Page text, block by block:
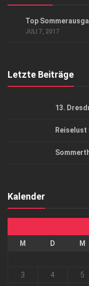
Top
JULI 7, 2017
Letzte Beiträge
13.
Reiselust
Kalender
M D M
3
4 5